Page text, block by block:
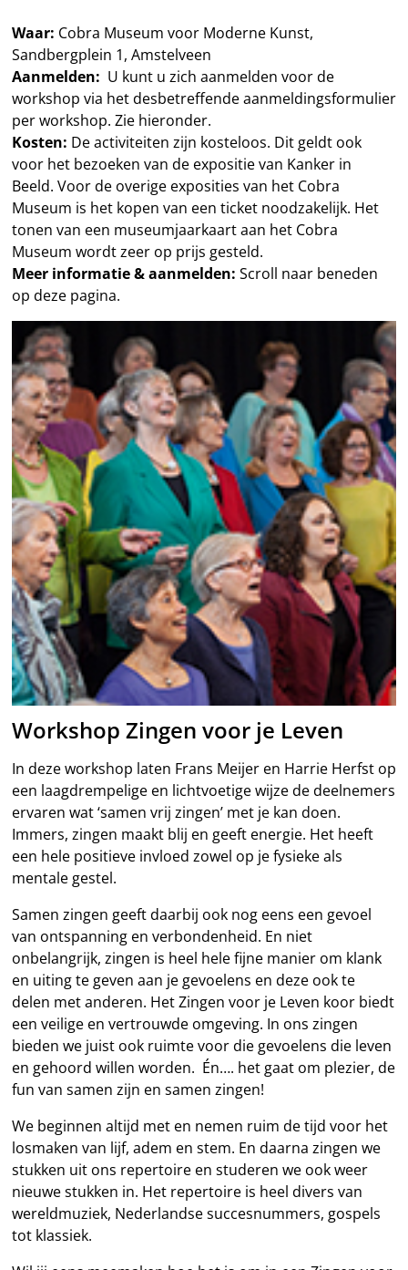
Waar: Cobra Museum voor Moderne Kunst,
Sandbergplein 1, Amstelveen
Aanmelden: U kunt u zich aanmelden voor de
workshop via het desbetreffende aanmeldingsformulier
per workshop. Zie hieronder.
Kosten: De activiteiten zijn kosteloos. Dit geldt ook
voor het bezoeken van de expositie van Kanker in
Beeld. Voor de overige exposities van het Cobra
Museum is het kopen van een ticket noodzakelijk. Het
tonen van een museumjaarkaart aan het Cobra
Museum wordt zeer op prijs gesteld.
Meer informatie & aanmelden: Scroll naar beneden
op deze pagina.
Workshop Zingen voor je Leven
In deze workshop laten Frans Meijer en Harrie Herfst op
een laagdrempelige en lichtvoetige wijze de deelnemers
ervaren wat ‘samen vrij zingen’ met je kan doen.
Immers, zingen maakt blij en geeft energie. Het heeft
een hele positieve invloed zowel op je fysieke als
mentale gestel.
Samen zingen geeft daarbij ook nog eens een gevoel
van ontspanning en verbondenheid. En niet
onbelangrijk, zingen is heel hele fijne manier om klank
en uiting te geven aan je gevoelens en deze ook te
delen met anderen. Het Zingen voor je Leven koor biedt
een veilige en vertrouwde omgeving. In ons zingen
bieden we juist ook ruimte voor die gevoelens die leven
en gehoord willen worden. Én…. het gaat om plezier, de
fun van samen zijn en samen zingen!
We beginnen altijd met en nemen ruim de tijd voor het
losmaken van lijf, adem en stem. En daarna zingen we
stukken uit ons repertoire en studeren we ook weer
nieuwe stukken in. Het repertoire is heel divers van
wereldmuziek, Nederlandse succesnummers, gospels
tot klassiek.